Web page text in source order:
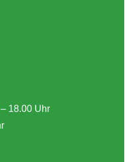
18.00 Uhr